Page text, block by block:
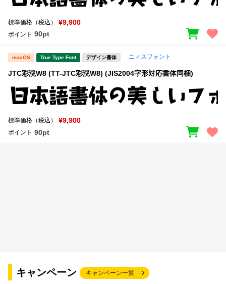
新着一覧
マイページ
お気に入り
宋朝体 清朝体
教科書体 行書体
文字種類
標準価格（税込） ¥9,900
ポイント 90pt
macOS True Type Font デザイン書体 ニィスフォント
JTC彩滉W8 (TT-JTC彩滉W8) (JIS2004字形対応書体同梱)
標準価格（税込） ¥9,900
ポイント 90pt
キャンペーン キャンペーン一覧